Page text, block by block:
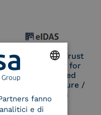
eIDAS Qualified Trust
Service Provider for
Remote Qualified
Electronic Signature /
Seal Creation
ITALIAN
fanno
e di